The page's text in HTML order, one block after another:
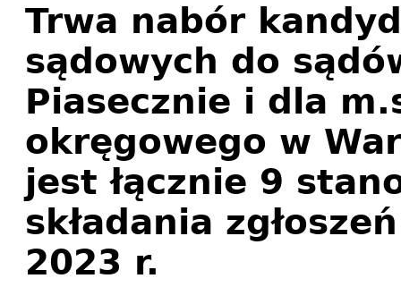
Trwa nabór
sądowych do
Piasecznie i dla
okręgowego w
jest łącznie 9
składania
2023 r.